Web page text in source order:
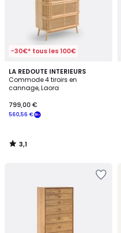
-30€* tous les 100€
LA REDOUTE INTERIEURS
Commode 4 tiroirs en
cannage, Laora
560,56 €
799,00 €
3,1
/
5
3,1
/